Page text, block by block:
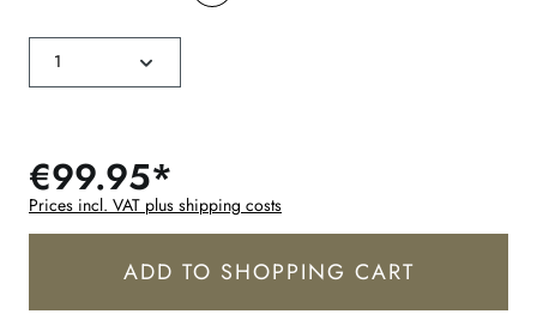
€99.95*
Prices incl. VAT plus shipping costs
ADD TO SHOPPING CART